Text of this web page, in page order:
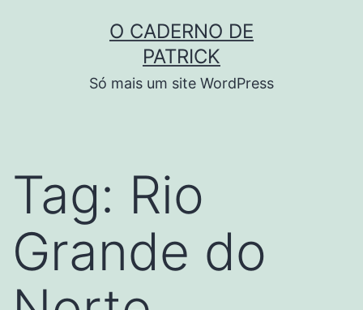
O CADERNO DE
PATRICK
Só mais um site WordPress
Tag: Rio
Grande do